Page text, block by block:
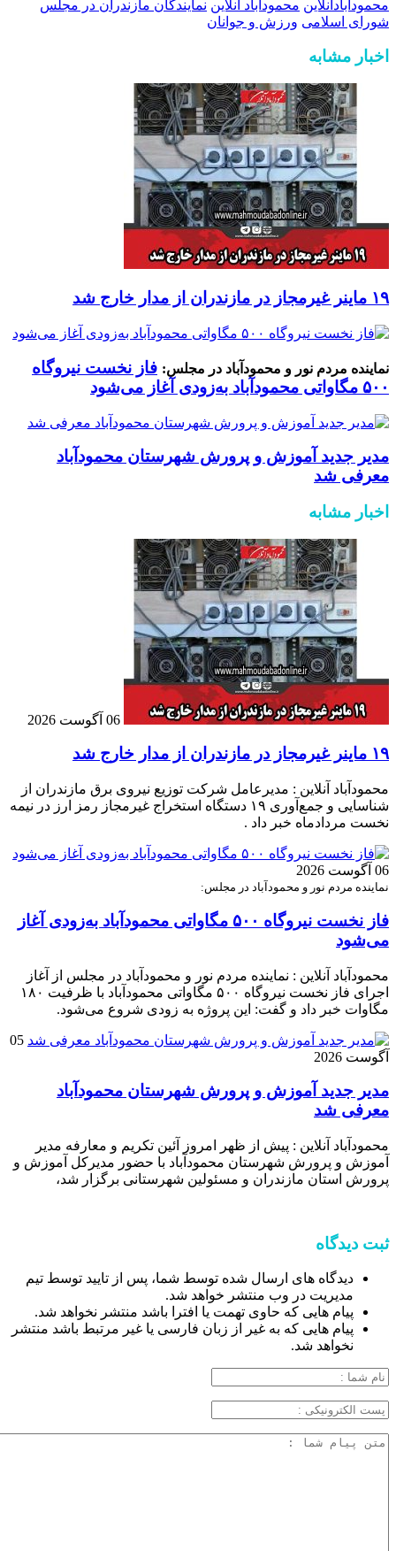
محمودآبادآنلاین محموداباد آنلاین نمایندگان مازندران در مجلس
شورای اسلامی ورزش و جوانان
اخبار مشابه
۱۹ ماینر غیرمجاز در مازندران از مدار خارج شد
نماینده مردم نور و محمودآباد در مجلس: فاز نخست نیروگاه
۵۰۰ مگاواتی محمودآباد به‌زودی آغاز می‌شود
مدیر جدید آموزش و پرورش شهرستان محمودآباد
معرفی شد
اخبار مشابه
06 آگوست 2026
۱۹ ماینر غیرمجاز در مازندران از مدار خارج شد
محمودآباد آنلاین : مدیرعامل شرکت توزیع نیروی برق مازندران از
شناسایی و جمع‌آوری ۱۹ دستگاه استخراج غیرمجاز رمز ارز در نیمه
نخست مردادماه خبر داد .
06 آگوست 2026
نماینده مردم نور و محمودآباد در مجلس:
فاز نخست نیروگاه ۵۰۰ مگاواتی محمودآباد به‌زودی آغاز
می‌شود
محمودآباد آنلاین : نماینده مردم نور و محمودآباد در مجلس از آغاز
اجرای فاز نخست نیروگاه ۵۰۰ مگاواتی محمودآباد با ظرفیت ۱۸۰
مگاوات خبر داد و گفت: این پروژه به زودی شروع می‌شود.
05
آگوست 2026
مدیر جدید آموزش و پرورش شهرستان محمودآباد
معرفی شد
محمودآباد آنلاین : پیش از ظهر امروز آئین تکریم و معارفه مدیر
آموزش و پرورش شهرستان محمودآباد با حضور مدیرکل آموزش و
پرورش استان مازندران و مسئولین شهرستانی برگزار شد،
ثبت دیدگاه
دیدگاه های ارسال شده توسط شما، پس از تایید توسط تیم
مدیریت در وب منتشر خواهد شد.
پیام هایی که حاوی تهمت یا افترا باشد منتشر نخواهد شد.
پیام هایی که به غیر از زبان فارسی یا غیر مرتبط باشد منتشر
نخواهد شد.